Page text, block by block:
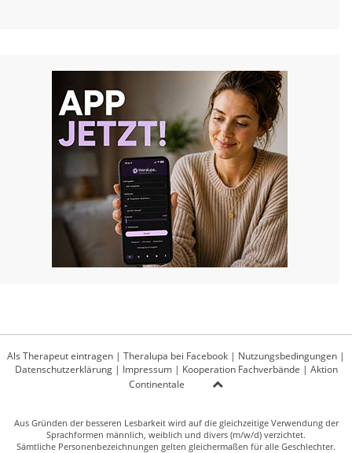
Als Therapeut eintragen | Theralupa bei Facebook | Nutzungsbedingungen |
Datenschutzerklärung| Impressum| Kooperation Fachverbände | Aktion
Continentale
Aus Gründen der besseren Lesbarkeit wird auf die gleichzeitige Verwendung der
Sprachformen männlich, weiblich und divers (m/w/d) verzichtet.
Sämtliche Personenbezeichnungen gelten gleichermaßen für alle Geschlechter.